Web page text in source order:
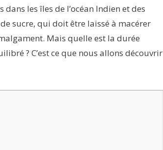
les îles de l’océan Indien et des
sucre, qui doit être laissé à macérer
Mais quelle est la durée
? C’est ce que nous allons découvrir